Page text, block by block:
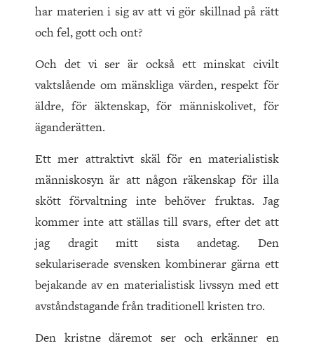
har materien i sig av att vi gör skillnad på rätt
och fel, gott och ont?
Och det vi ser är också ett minskat civilt
vaktslående om mänskliga värden, respekt för
äldre, för äktenskap, för människolivet, för
äganderätten.
Ett mer attraktivt skäl för en materialistisk
människosyn är att någon räkenskap för illa
skött förvaltning inte behöver fruktas. Jag
kommer inte att ställas till svars, efter det att
jag dragit mitt sista andetag. Den
sekulariserade svensken kombinerar gärna ett
bejakande av en materialistisk livssyn med ett
avståndstagande från traditionell kristen tro.
Den kristne däremot ser och erkänner en